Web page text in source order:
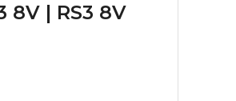
8V | RS3 8V